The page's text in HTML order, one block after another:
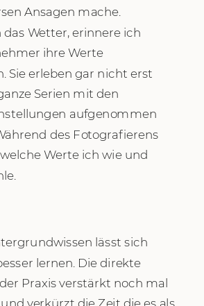
Ansagen mache.
Wetter, erinnere ich
ihre Werte
Sie erleben gar nicht erst
Serien mit den
aufgenommen
des Fotografierens
Werte ich wie und
lässt sich
lernen. Die direkte
Praxis verstärkt noch mal